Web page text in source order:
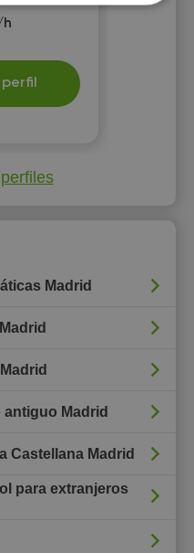
h
Madrid
Madrid
Castellana Madrid
para extranjeros